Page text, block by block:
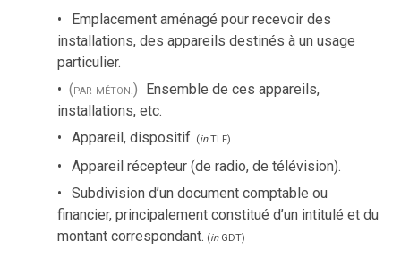
Emplacement aménagé pour recevoir des
installations, des appareils destinés à un usage
particulier.
(par méton.) Ensemble de ces appareils,
installations, etc.
Appareil, dispositif. (inTLF)
Appareil récepteur (de radio, de télévision).
Subdivision d’un document comptable ou
financier, principalement constitué d’un intitulé et du
montant correspondant. (inGDT)